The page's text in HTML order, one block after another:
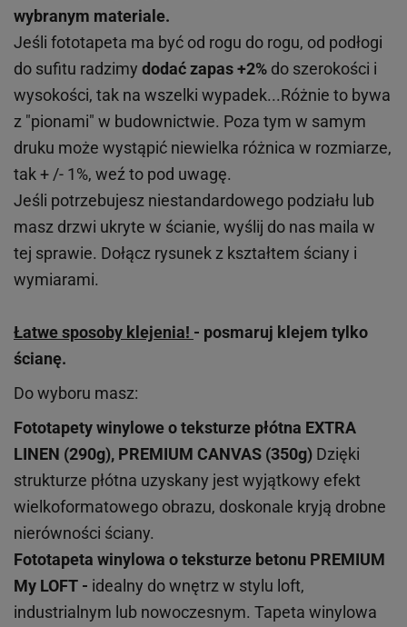
wybranym materiale.
Jeśli fototapeta ma być od rogu do rogu, od podłogi
do sufitu radzimy dodać zapas +2% do szerokości i
wysokości, tak na wszelki wypadek...Różnie to bywa
z "pionami" w budownictwie. Poza tym w samym
druku może wystąpić niewielka różnica w rozmiarze,
tak + /- 1%, weź to pod uwagę.
Jeśli potrzebujesz niestandardowego podziału lub
masz drzwi ukryte w ścianie, wyślij do nas maila w
tej sprawie. Dołącz rysunek z kształtem ściany i
wymiarami.
Łatwe sposoby klejenia! - posmaruj klejem tylko
ścianę.
Do wyboru masz:
Fototapety winylowe oteksturze płótna EXTRA
LINEN (290g), PREMIUM CANVAS (350g) Dzięki
strukturze płótna uzyskany jest wyjątkowy efekt
wielkoformatowego obrazu, doskonale kryją drobne
nierówności ściany.
Fototapeta winylowa oteksturze betonu PREMIUM
My LOFT - idealny do wnętrz w stylu loft,
industrialnym lub nowoczesnym. Tapeta winylowa